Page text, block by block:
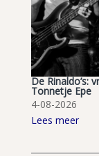
De Rinaldo’s:
Tonnetje Epe
4-08-2026
Lees meer